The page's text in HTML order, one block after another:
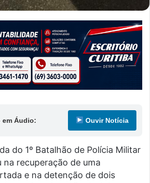
em Áudio: Ouvir Notícia
do 1º Batalhão de Polícia Militar
na recuperação de uma
e na detenção de dois